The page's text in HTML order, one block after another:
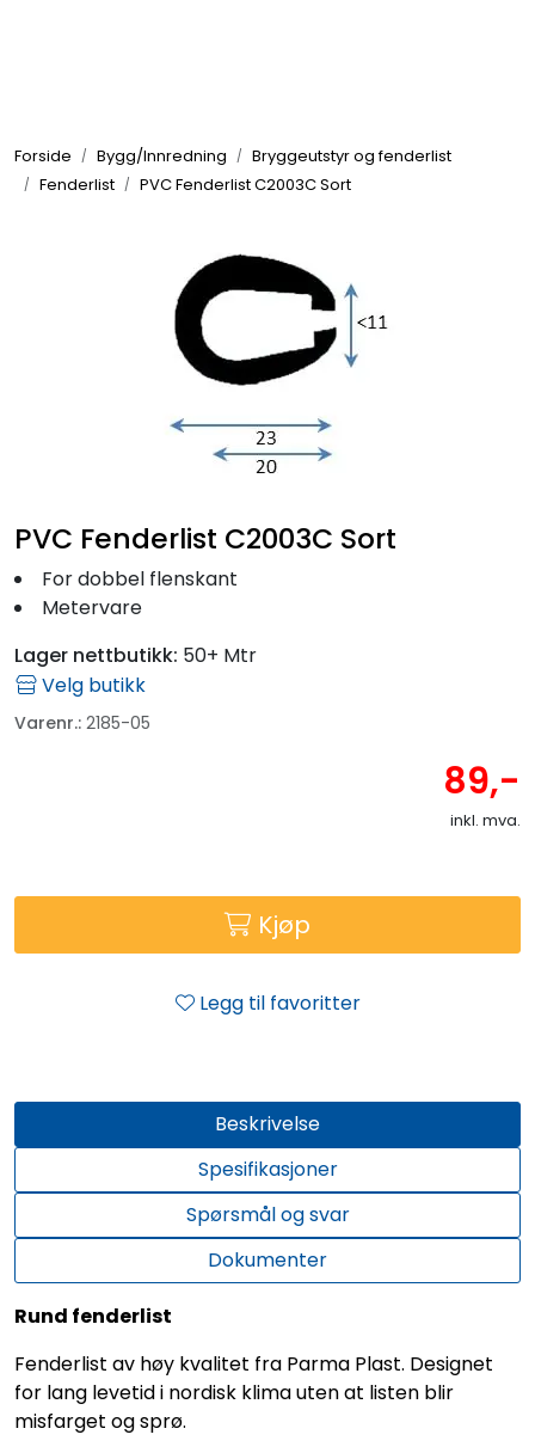
Forside Bygg/Innredning
Bryggeutstyr og fenderlist
Fenderlist
PVC Fenderlist C2003C Sort
PVC Fenderlist C2003C Sort
For dobbel flenskant
Metervare
Lager nettbutikk: 50+ Mtr
Velg butikk
Varenr.: 2185-05
89,-
inkl. mva.
Kjøp
Legg til favoritter
Beskrivelse
Spesifikasjoner
Spørsmål og svar
Dokumenter
Rund fenderlist
Fenderlist av høy kvalitet fra Parma Plast. Designet
for lang levetid i nordisk klima uten at listen blir
misfarget og sprø.
Elektrisk
Fortøyning
Fritid/Sikkerhet
Båtpleie/Opplag
Kampanje